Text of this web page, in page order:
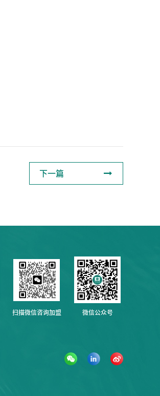
下一篇 
扫描微信咨询加盟 微信公众号